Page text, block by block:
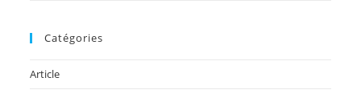
Catégories
Article